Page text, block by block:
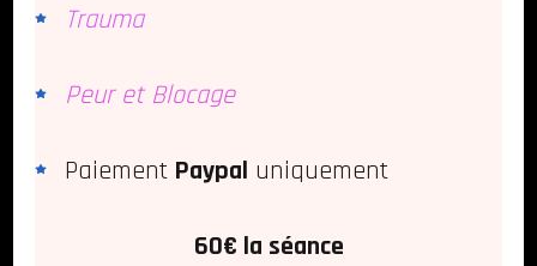
Trauma
Peur et Blocage
Paiement Paypal uniquement
60€ la séance